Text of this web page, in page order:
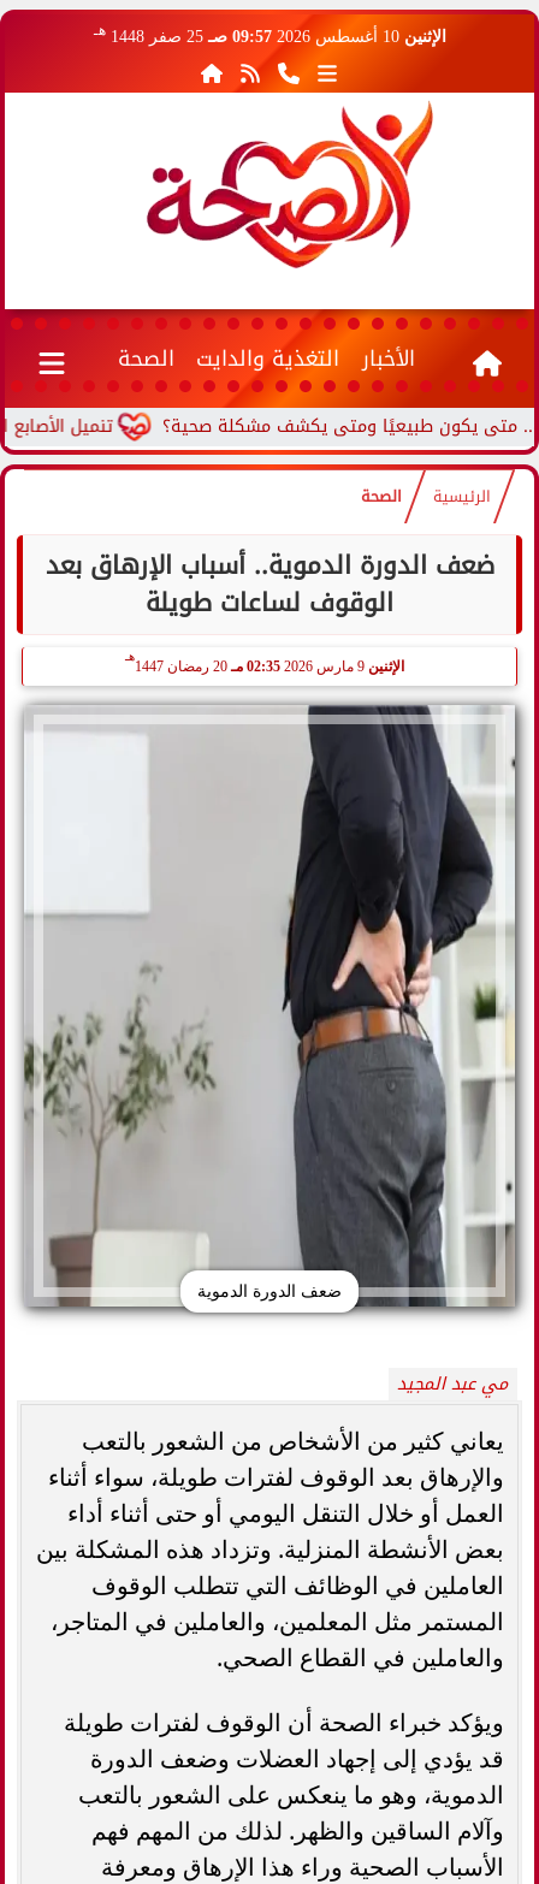
الإثنين 10 أغسطس 2026 09:57 صـ 25 صفر 1448 هـ
الأخبار التغذية والدايت الصحة
تنميل الأصابع يكون طبيعيًا ومتى يكشف مشكلة صحية؟
الرئيسية الصحة
ضعف الدورة الدموية.. أسباب الإرهاق بعد
الوقوف لساعات طويلة
الإثنين 02:35 مـ 20 رمضان 1447
هـ
ضعف الدورة الدموية
مي عبد المجيد
يعاني كثير من الأشخاص من الشعور بالتعب
والإرهاق بعد الوقوف لفترات طويلة، سواء أثناء
العمل أو خلال التنقل اليومي أو حتى أثناء أداء
بعض الأنشطة المنزلية. وتزداد هذه المشكلة بين
العاملين في الوظائف التي تتطلب الوقوف
المستمر مثل المعلمين، والعاملين في المتاجر،
والعاملين في القطاع الصحي.
ويؤكد خبراء الصحة أن الوقوف لفترات طويلة
قد يؤدي إلى إجهاد العضلات وضعف الدورة
الدموية، وهو ما ينعكس على الشعور بالتعب
وآلام الساقين والظهر. لذلك من المهم فهم
الأسباب الصحية وراء هذا الإرهاق ومعرفة